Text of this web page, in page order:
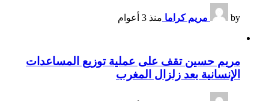
by مريم كراما منذ 3 أعوام
مريم حسين تقف على عملية توزيع المساعدات
الإنسانية بعد زلزال المغرب